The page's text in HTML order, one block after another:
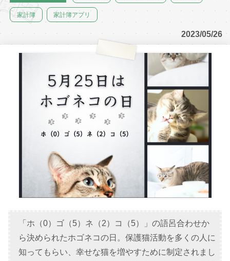
家計簿 家計簿アプリ
2023/05/26
「ホ（0）ゴ（5）ネ（2）コ（5）」の語呂合わせか
ら決められたホゴネコの日。保護猫活動を多くの人に
知ってもらい、幸せな猫を増やすために制定されまし